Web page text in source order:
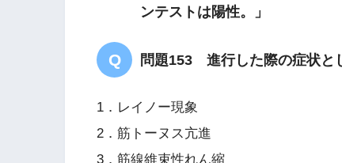
ンテストは陽性。」
問題153 進行した際の症状と
1．レイノー現象
2．筋トーヌス亢進
3．筋線維束性れん縮